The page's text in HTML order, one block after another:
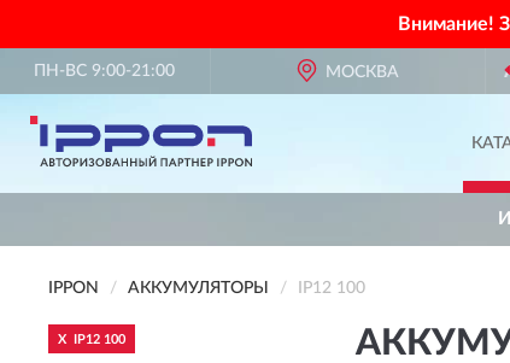
Внимание!
ПН-ВС 9:00-21:00 МОСКВА
АВТОРИЗОВАННЫЙ ПАРТНЕР
IPPON АККУМУЛЯТОРЫ IP12 100
X IP12 100